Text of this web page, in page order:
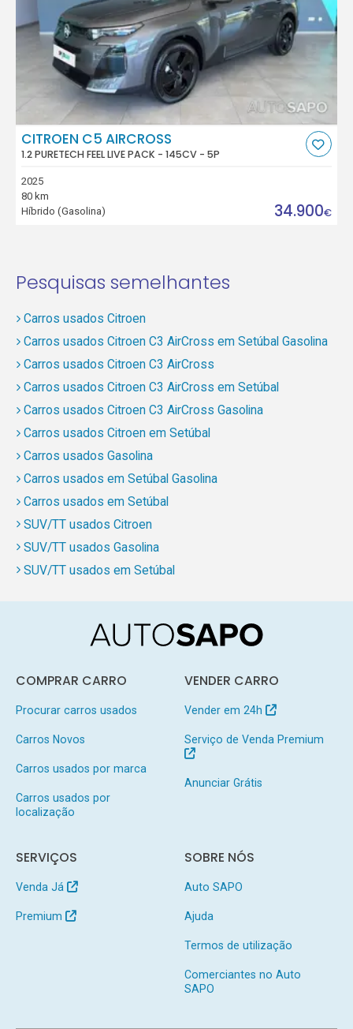
CITROEN C5 AIRCROSS
1.2 PURETECH FEEL LIVE PACK - 145CV - 5P
2025
80 km
Híbrido (Gasolina)
34.900€
Pesquisas semelhantes
Carros usados Citroen
Carros usados Citroen C3 AirCross em Setúbal Gasolina
Carros usados Citroen C3 AirCross
Carros usados Citroen C3 AirCross em Setúbal
Carros usados Citroen C3 AirCross Gasolina
Carros usados Citroen em Setúbal
Carros usados Gasolina
Carros usados em Setúbal Gasolina
Carros usados em Setúbal
SUV/TT usados Citroen
SUV/TT usados Gasolina
SUV/TT usados em Setúbal
COMPRAR CARRO
Procurar carros usados
Carros Novos
Carros usados por marca
Carros usados por
localização
VENDER CARRO
Vender em 24h
Serviço de Venda Premium
Anunciar Grátis
SERVIÇOS
Venda Já
Premium
SOBRE NÓS
Auto SAPO
Ajuda
Termos de utilização
Comerciantes no Auto
SAPO